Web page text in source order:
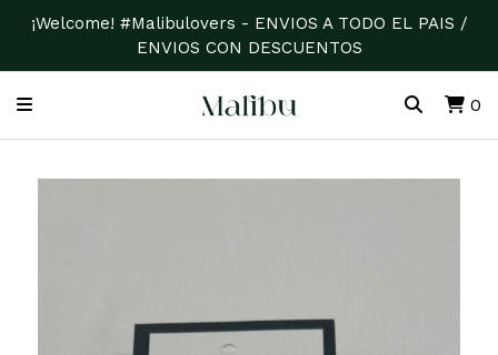
¡Welcome! #Malibulovers - ENVIOS A TODO EL PAIS /
ENVIOS CON DESCUENTOS
0